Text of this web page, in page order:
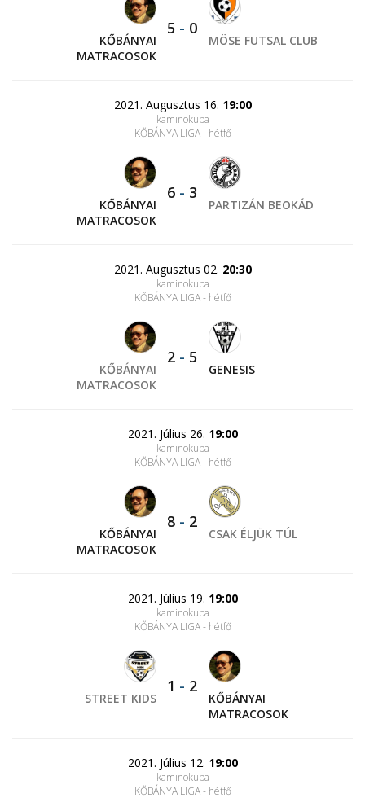
KŐBÁNYAI
MATRACOSOK
5 - 0
MÖSE FUTSAL CLUB
2021. Augusztus 16. 19:00
kaminokupa
KŐBÁNYA LIGA - hétfő
KŐBÁNYAI
MATRACOSOK
6 - 3
PARTIZÁN BEOKÁD
2021. Augusztus 02. 20:30
kaminokupa
KŐBÁNYA LIGA - hétfő
KŐBÁNYAI
MATRACOSOK
2 - 5
GENESIS
2021. Július 26. 19:00
kaminokupa
KŐBÁNYA LIGA - hétfő
KŐBÁNYAI
MATRACOSOK
8 - 2
CSAK ÉLJÜK TÚL
2021. Július 19. 19:00
kaminokupa
KŐBÁNYA LIGA - hétfő
STREET KIDS
1 - 2
KŐBÁNYAI
MATRACOSOK
2021. Július 12. 19:00
kaminokupa
KŐBÁNYA LIGA - hétfő